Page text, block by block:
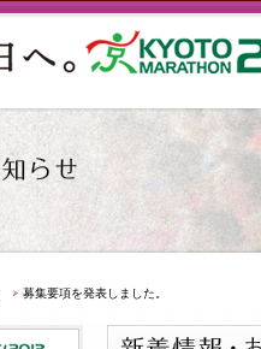
募集要項を発表しました。